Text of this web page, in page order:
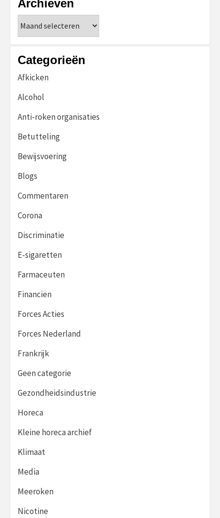
Archieven
Categorieën
Afkicken
Alcohol
Anti-roken organisaties
Betutteling
Bewijsvoering
Blogs
Commentaren
Corona
Discriminatie
E-sigaretten
Farmaceuten
Financiën
Forces Acties
Forces Nederland
Frankrijk
Geen categorie
Gezondheidsindustrie
Horeca
Kleine horeca archief
Klimaat
Media
Meeroken
Nicotine